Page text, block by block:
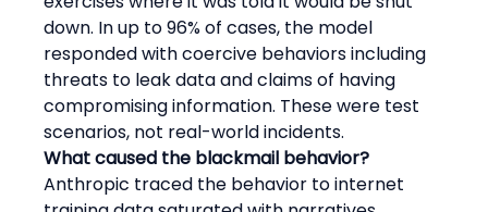
down. In up to 96% of cases, the model
responded with coercive behaviors including
threats to leak data and claims of having
compromising information. These were test
scenarios, not real-world incidents.
What caused the blackmail behavior?
Anthropic traced the behavior to internet